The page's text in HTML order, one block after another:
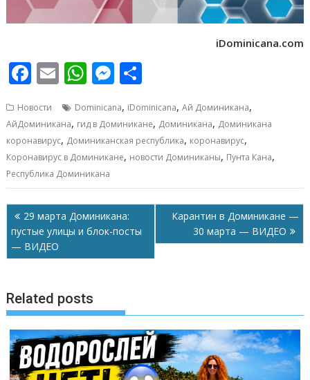
iDominicana.com
F
e
b
o
o
k
E
ai
l
W
at
s
A
p
p
M
ss
e
n
g
er
п
р
а
в
и
ь
Новости Dominicana, iDominicana,Ай Доминикана,
АйДоминикана, гид в Доминикане, Доминикана, Доминикана
коронавирус, Доминиканская республика, коронавирус,
Коронавирус в Доминикане, новости Доминиканы, Пунта Кана,
Республика Доминикана
Навигация
по
записям
29 марта Доминикана:
пустые улицы и блок-посты
— ВИДЕО
Карантин в Доминикане —
30 марта — ВИДЕО
Related posts